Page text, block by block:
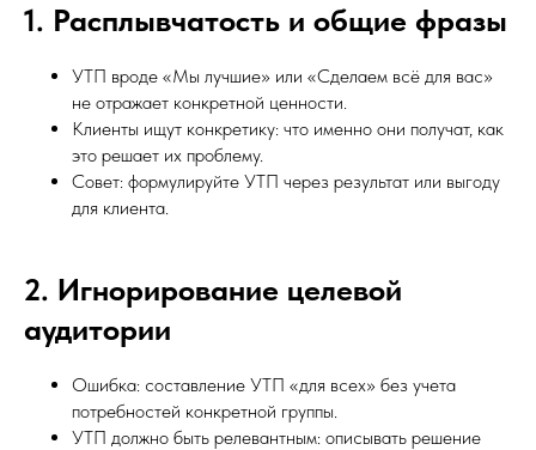
1. Расплывчатость и общие фразы
УТП вроде «Мы лучшие» или «Сделаем всё для вас»
не отражает конкретной ценности.
Клиенты ищут конкретику: что именно они получат, как
это решает их проблему.
Совет: формулируйте УТП через результат или выгоду
для клиента.
2. Игнорирование целевой
аудитории
Ошибка: составление УТП «для всех» без учета
потребностей конкретной группы.
УТП должно быть релевантным: описывать решение